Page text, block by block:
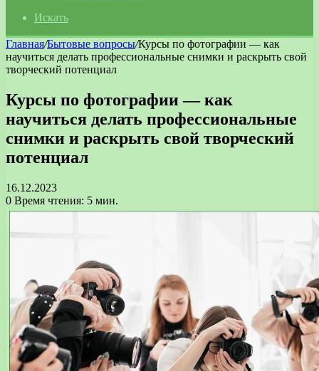
Искать
Главная/Бытовые вопросы/Курсы по фотографии — как
научиться делать профессиональные снимки и раскрыть свой
творческий потенциал
Курсы по фотографии — как
научиться делать профессиональные
снимки и раскрыть свой творческий
потенциал
16.12.2023
0 Время чтения: 5 мин.